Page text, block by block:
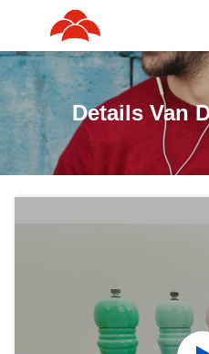
Details Van